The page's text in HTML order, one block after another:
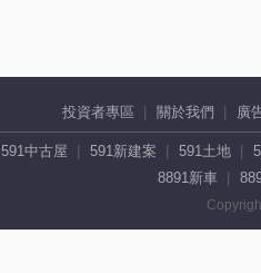
投資者專區 關於我們 廣
591中古屋 591新建案 591土地
8891新車